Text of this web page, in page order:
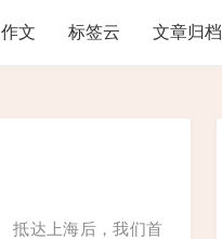
文 标签云 文章归档
抵达上海后，我们首